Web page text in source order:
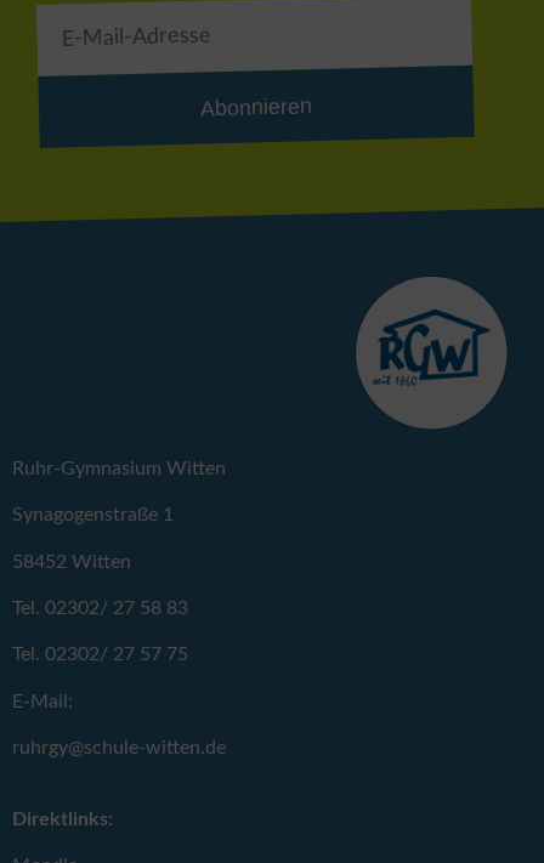
Abonnieren
Ruhr-Gymnasium Witten
Synagogenstraße 1
58452 Witten
Tel. 02302/ 27 58 83
Tel. 02302/ 27 57 75
E-Mail:
ruhrgy@schule-witten.de
Direktlinks: